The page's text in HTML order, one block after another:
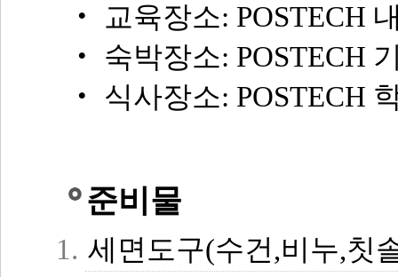
‧ 교육장소: POSTECH
‧ 숙박장소: POSTECH
‧ 식사장소: POSTECH
준비물
세면도구(수건,비누,칫